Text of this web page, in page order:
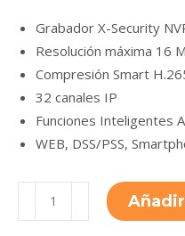
Grabador X-Security
Resolución máxima 16
Compresión Smart
32 canales IP
Funciones Inteligentes
WEB, DSS/PSS,
NVR3232A-